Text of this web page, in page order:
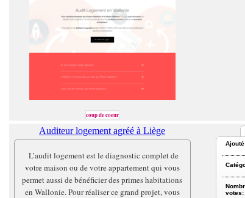
coup de coeur
votes:
Auditeur logement agréé à Liège
L’audit logement est le diagnostic complet de
votre maison ou de votre appartement qui vous
permet aussi de bénéficier des primes habitations
en Wallonie. Pour réaliser ce grand projet, vous